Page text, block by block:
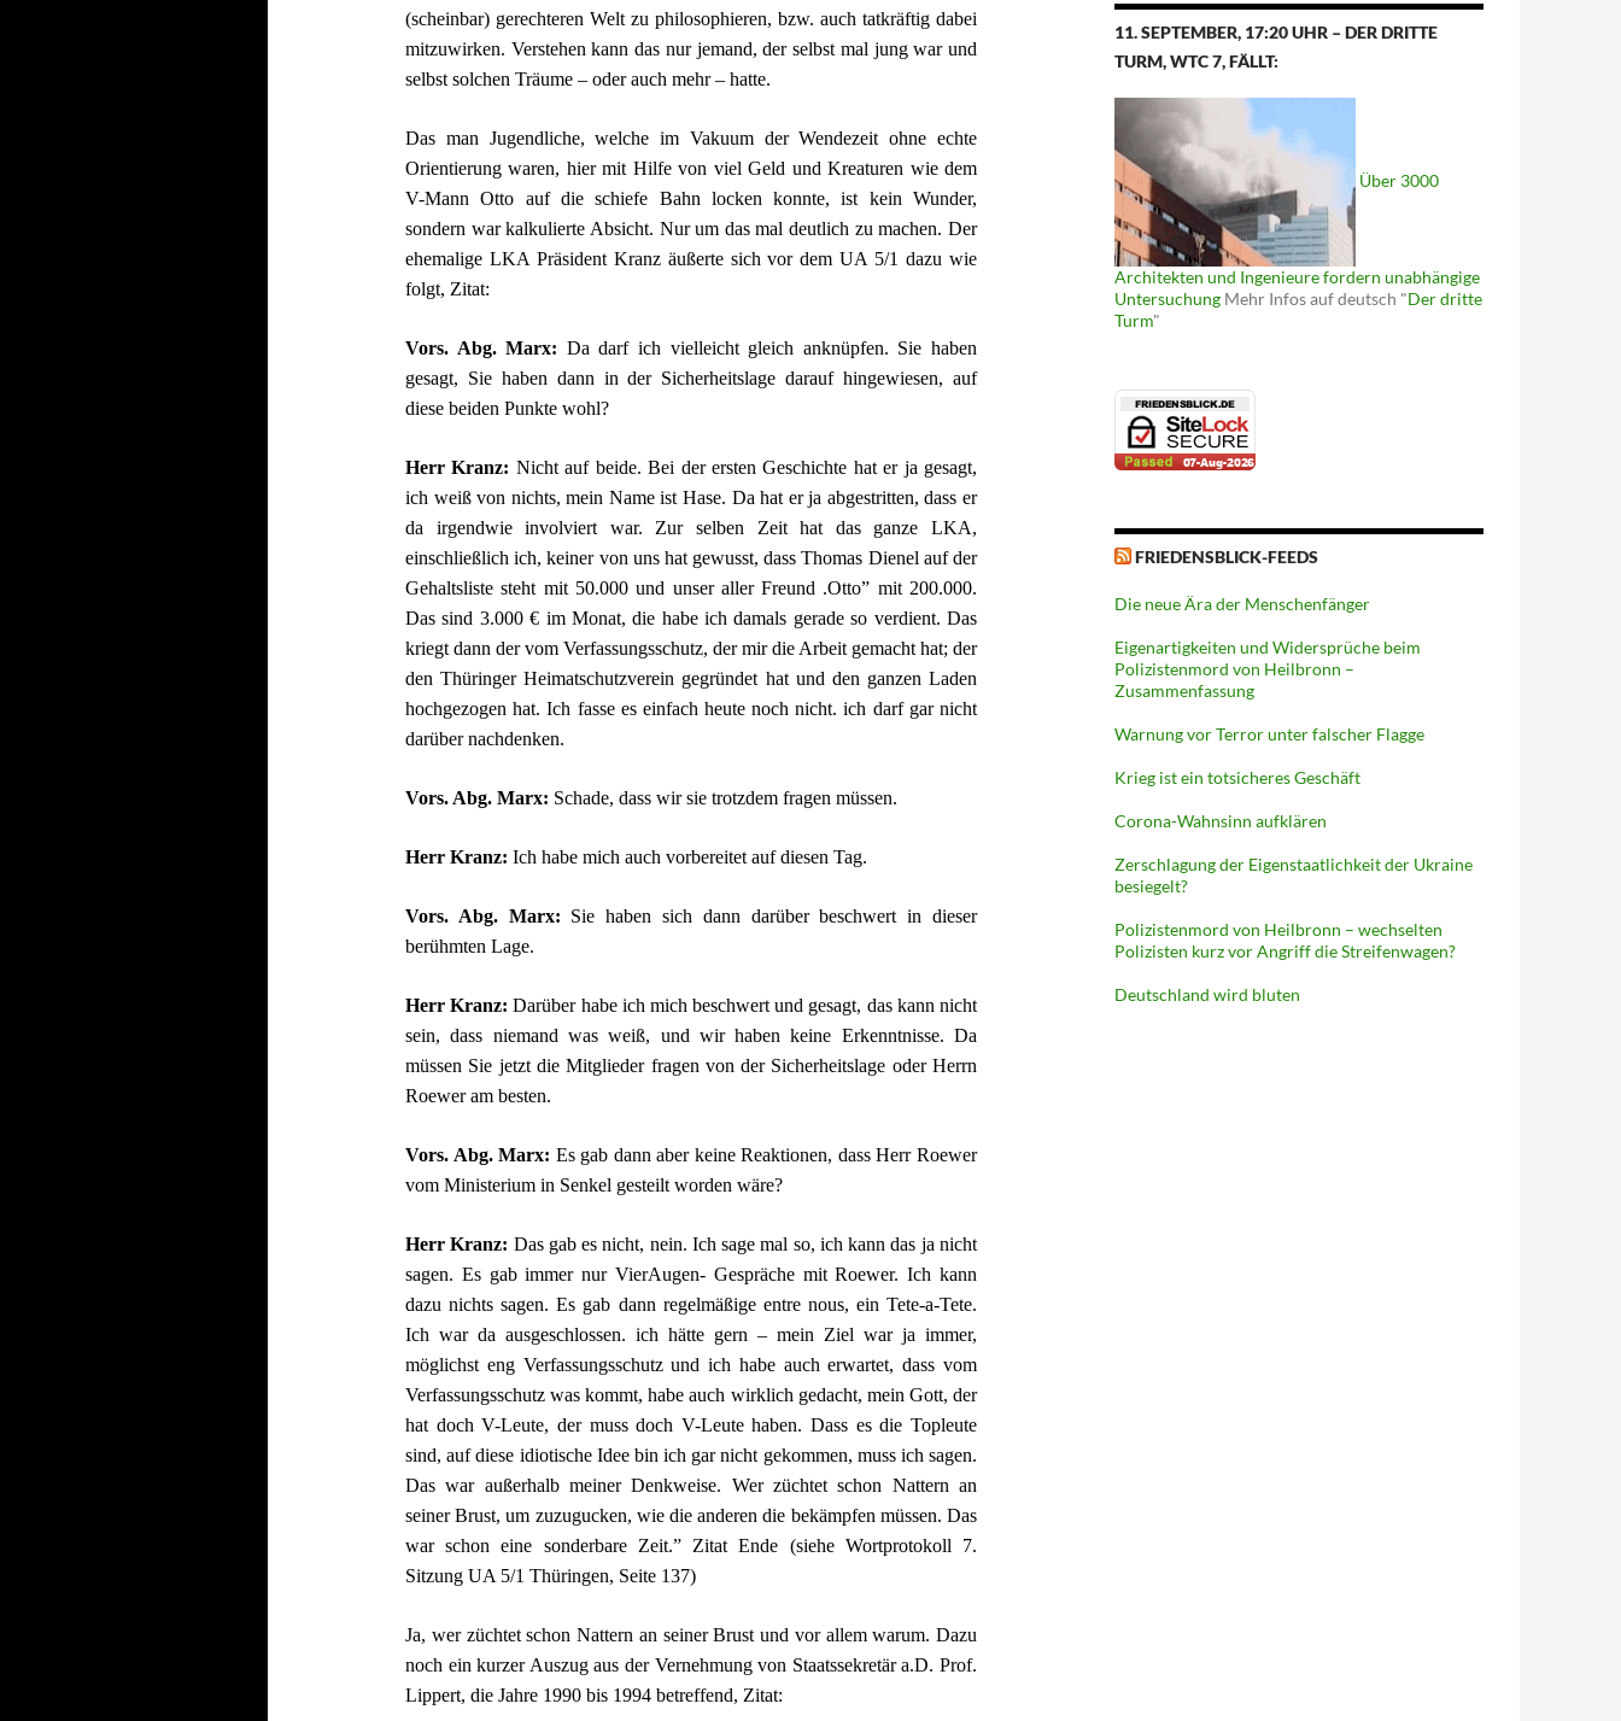
(scheinbar) gerechteren Welt zu philosophieren, bzw. auch tatkräftig dabei
mitzuwirken. Verstehen kann das nur jemand, der selbst mal jung war und
selbst solchen Träume – oder auch mehr – hatte.
Das man Jugendliche, welche im Vakuum der Wendezeit ohne echte
Orientierung waren, hier mit Hilfe von viel Geld und Kreaturen wie dem
V-Mann Otto auf die schiefe Bahn locken konnte, ist kein Wunder,
sondern war kalkulierte Absicht. Nur um das mal deutlich zu machen. Der
ehemalige LKA Präsident Kranz äußerte sich vor dem UA 5/1 dazu wie
folgt, Zitat:
Vors. Abg. Marx: Da darf ich vielleicht gleich anknüpfen. Sie haben
gesagt, Sie haben dann in der Sicherheitslage darauf hingewiesen, auf
diese beiden Punkte wohl?
Herr Kranz: Nicht auf beide. Bei der ersten Geschichte hat er ja gesagt,
ich weiß von nichts, mein Name ist Hase. Da hat er ja abgestritten, dass er
da irgendwie involviert war. Zur selben Zeit hat das ganze LKA,
einschließlich ich, keiner von uns hat gewusst, dass Thomas Dienel auf der
Gehaltsliste steht mit 50.000 und unser aller Freund .Otto” mit 200.000.
Das sind 3.000 € im Monat, die habe ich damals gerade so verdient. Das
kriegt dann der vom Verfassungsschutz, der mir die Arbeit gemacht hat; der
den Thüringer Heimatschutzverein gegründet hat und den ganzen Laden
hochgezogen hat. Ich fasse es einfach heute noch nicht. ich darf gar nicht
darüber nachdenken.
Vors. Abg. Marx: Schade, dass wir sie trotzdem fragen müssen.
Herr Kranz: Ich habe mich auch vorbereitet auf diesen Tag.
Vors. Abg. Marx: Sie haben sich dann darüber beschwert in dieser
berühmten Lage.
Herr Kranz:Darüber habe ich mich beschwert und gesagt, das kann nicht
sein, dass niemand was weiß, und wir haben keine Erkenntnisse. Da
müssen Sie jetzt die Mitglieder fragen von der Sicherheitslage oder Herrn
Roewer am besten.
Vors. Abg. Marx: Es gab dann aber keine Reaktionen, dass Herr Roewer
vom Ministerium in Senkel gesteilt worden wäre?
Herr Kranz: Das gab es nicht, nein. Ich sage mal so, ich kann das ja nicht
sagen. Es gab immer nur VierAugen- Gespräche mit Roewer. Ich kann
dazu nichts sagen. Es gab dann regelmäßige entre nous, ein Tete-a-Tete.
Ich war da ausgeschlossen. ich hätte gern – mein Ziel war ja immer,
möglichst eng Verfassungsschutz und ich habe auch erwartet, dass vom
Verfassungsschutz was kommt, habe auch wirklich gedacht, mein Gott, der
hat doch V-Leute, der muss doch V-Leute haben. Dass es die Topleute
sind, auf diese idiotische Idee bin ich gar nicht gekommen, muss ich sagen.
Das war außerhalb meiner Denkweise. Wer züchtet schon Nattern an
seiner Brust, um zuzugucken, wie die anderen die bekämpfen müssen. Das
war schon eine sonderbare Zeit.” Zitat Ende (siehe Wortprotokoll 7.
Sitzung UA 5/1 Thüringen, Seite 137)
Ja, wer züchtet schon Nattern an seiner Brust und vor allem warum. Dazu
noch ein kurzer Auszug aus der Vernehmung von Staatssekretär a.D. Prof.
Lippert, die Jahre 1990 bis 1994 betreffend, Zitat:
11. SEPTEMBER, 17:20 UHR – DER DRITTE
TURM, WTC 7, FÄLLT:
Über 3000
Architekten und Ingenieure fordern unabhängige
Untersuchung Mehr Infos auf deutsch "Der dritte
Turm"
FRIEDENSBLICK-FEEDS
Die neue Ära der Menschenfänger
Eigenartigkeiten und Widersprüche beim
Polizistenmord von Heilbronn –
Zusammenfassung
Warnung vor Terror unter falscher Flagge
Krieg ist ein totsicheres Geschäft
Corona-Wahnsinn aufklären
Zerschlagung der Eigenstaatlichkeit der Ukraine
besiegelt?
Polizistenmord von Heilbronn – wechselten
Polizisten kurz vor Angriff die Streifenwagen?
Deutschland wird bluten